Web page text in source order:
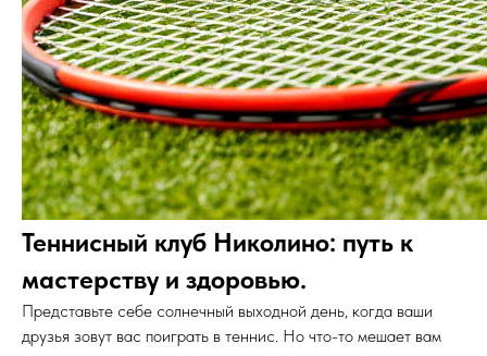
Теннисный клуб Николино: путь к
мастерству и здоровью.
Представьте себе солнечный выходной день, когда ваши
друзья зовут вас поиграть в теннис. Но что-то мешает вам